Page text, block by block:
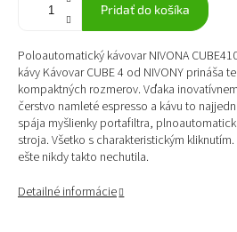
Pridať do košíka
Poloautomatický kávovar NIVONA
kávy Kávovar CUBE 4 od NIVONY prináša
kompaktných rozmerov. Vďaka
čerstvo namleté espresso a kávu to
spája myšlienky portafiltra,
stroja. Všetko s charakteristickým
ešte nikdy takto nechutila.
Detailné informácie